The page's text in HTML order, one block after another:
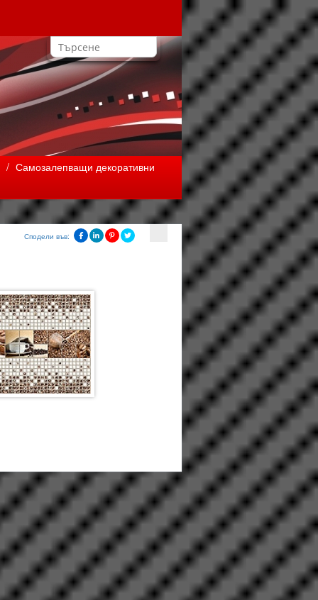
/ Самозалепващи декоративни
Сподели във: